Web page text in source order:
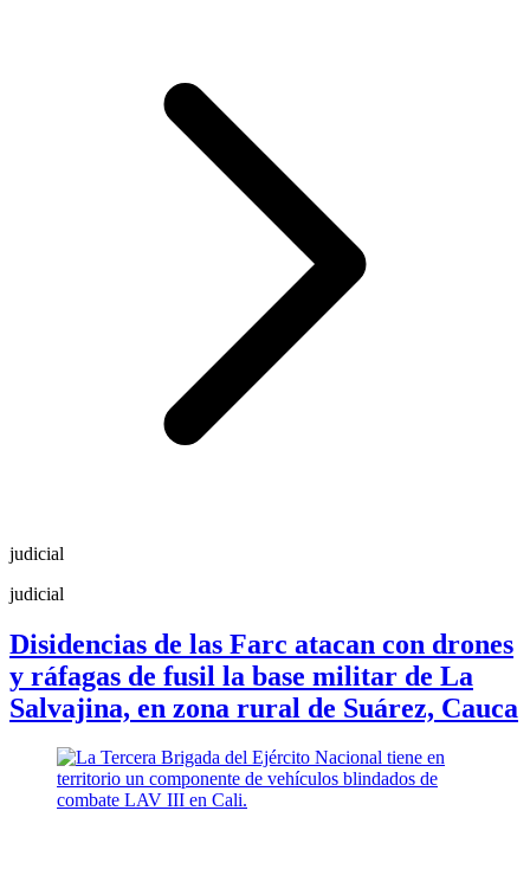
judicial
judicial
Disidencias de las Farc atacan con drones
y ráfagas de fusil la base militar de La
Salvajina, en zona rural de Suárez, Cauca